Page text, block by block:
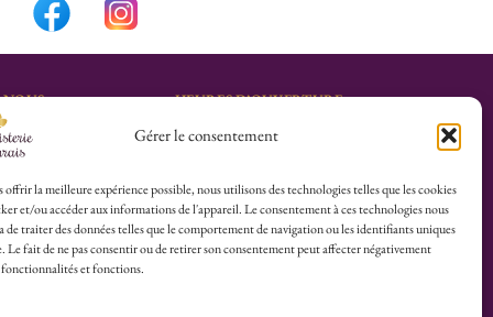
Gérer le consentement
offrir la meilleure expérience possible, nous utilisons des technologies telles que les cookies
et/ou accéder aux informations de l'appareil. Le consentement à ces technologies nous
de traiter des données telles que le comportement de navigation ou les identifiants uniques
Le fait de ne pas consentir ou de retirer son consentement peut affecter négativement
fonctionnalités et fonctions.
25
:
Calvaire
HEURES D’OUVERTURE
Lu-Sa : 10h30/13h30 –
Dim (Oct à Mai) : 12h/17h30